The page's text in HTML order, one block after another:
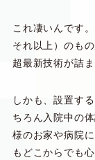
これ凄いんです
それ以上）のも
超最新技術が詰ま
しかも、設置す
ちろん入院中の
様のお家や病院
もどこからでも